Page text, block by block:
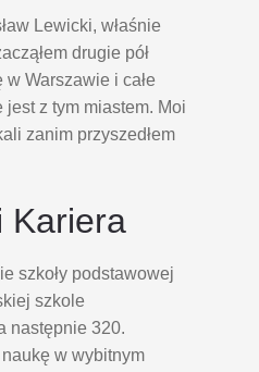
Lewicki, właśnie
drugie pół
Warszawie i całe
z tym miastem. Moi
zanim przyszedłem
Kariera
szkoły podstawowej
szkole
następnie 320.
w wybitnym